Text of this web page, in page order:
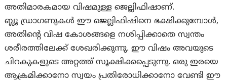
അതിമാരകമായ വിഷമുള്ള ജെല്ലിഫിഷാണ്.
ബ്ലൂ ഡ്രാഗണുകൾ ഈ ജെല്ലിഫിഷിനെ ഭക്ഷിക്കുമ്പോൾ,
അതിന്റെ വിഷ കോശങ്ങളെ നശിപ്പിക്കാതെ സ്വന്തം
ശരീരത്തിലേക്ക് ശേഖരിക്കുന്നു. ഈ വിഷം അവയുടെ
ചിറകുകളുടെ അറ്റത്ത് സൂക്ഷിക്കപ്പെടുന്നു. ഒരു ഇരയെ
ആക്രമിക്കാനോ സ്വയം പ്രതിരോധിക്കാനോ വേണ്ടി ഈ